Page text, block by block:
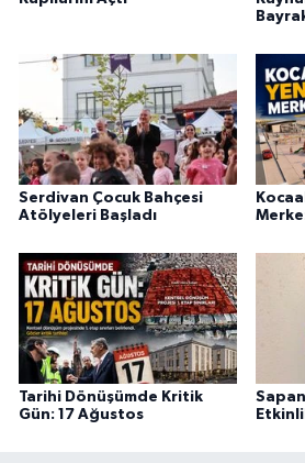
Serdivan Çocuk Bahçesi
Atölyeleri Başladı
Tarihi Dönüşümde Kritik
Gün: 17 Ağustos